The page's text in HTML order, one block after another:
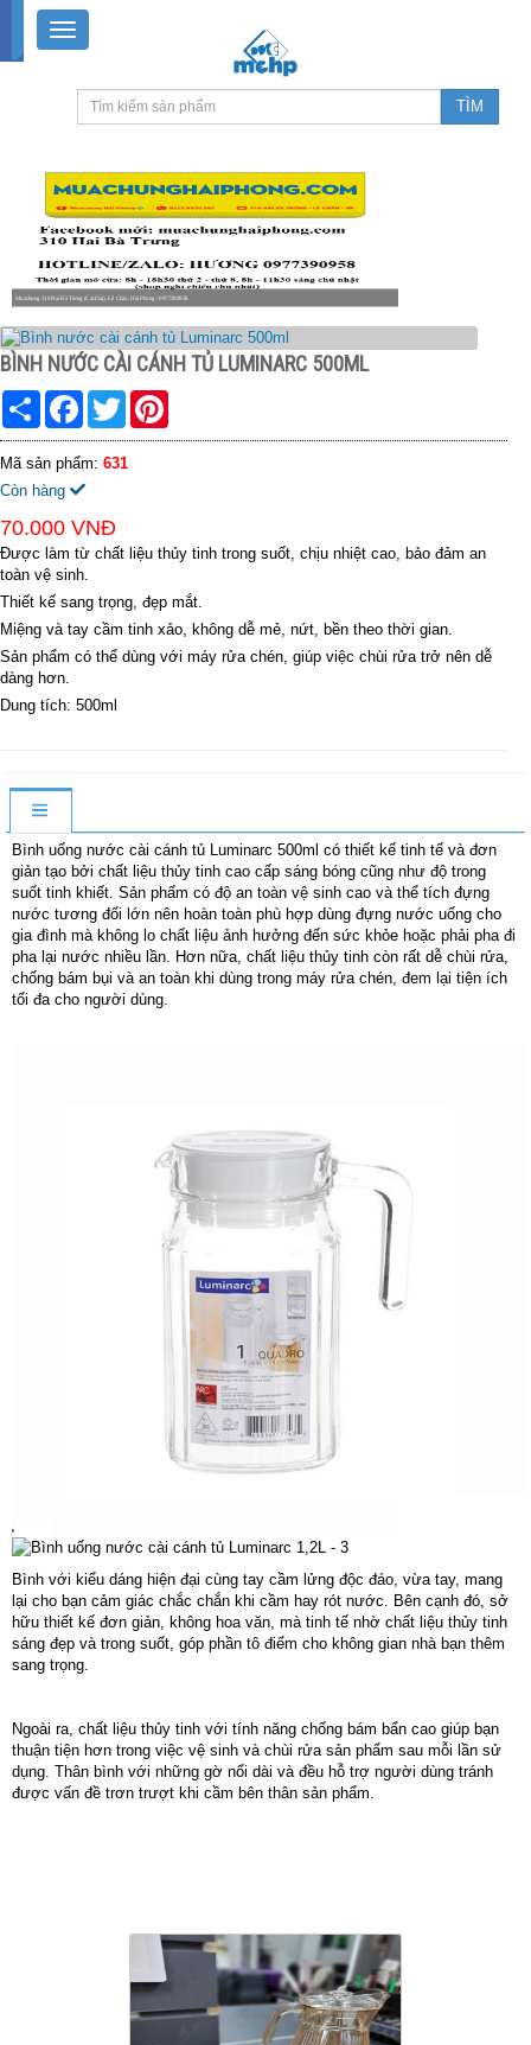
Muachung 310 Hai Bà Trưng (Cát Dài), Lê Chân, Hải Phòng / 0977390958
BÌNH NƯỚC CÀI CÁNH TỦ LUMINARC 500ML
Share FacebookTwitter
Mã sản phẩm: 631
Còn hàng
70.000 VNĐ
Được làm từ chất liệu thủy tinh trong suốt, chịu nhiệt cao, bảo đảm an
toàn vệ sinh.
Thiết kế sang trọng, đẹp mắt.
Miệng và tay cầm tinh xảo, không dễ mẻ, nứt, bền theo thời gian.
Sản phẩm có thể dùng với máy rửa chén, giúp việc chùi rửa trở nên dễ
dàng hơn.
Dung tích: 500ml
Bình uống nước cài cánh tủ Luminarc 500ml có thiết kế tinh tế và đơn
giản tạo bởi chất liệu thủy tinh cao cấp sáng bóng cũng như độ trong
suốt tinh khiết. Sản phẩm có độ an toàn vệ sinh cao và thể tích đựng
nước tương đối lớn nên hoàn toàn phù hợp dùng đựng nước uống cho
gia đình mà không lo chất liệu ảnh hưởng đến sức khỏe hoặc phải pha đi
pha lại nước nhiều lần. Hơn nữa, chất liệu thủy tinh còn rất dễ chùi rửa,
chống bám bụi và an toàn khi dùng trong máy rửa chén, đem lại tiện ích
tối đa cho người dùng.
Bình với kiểu dáng hiện đại cùng tay cầm lửng độc đáo, vừa tay, mang
lại cho bạn cảm giác chắc chắn khi cầm hay rót nước. Bên cạnh đó, sở
hữu thiết kế đơn giản, không hoa văn, mà tinh tế nhờ chất liệu thủy tinh
sáng đẹp và trong suốt, góp phần tô điểm cho không gian nhà bạn thêm
sang trọng.
Ngoài ra, chất liệu thủy tinh với tính năng chống bám bẩn cao giúp bạn
thuận tiện hơn trong việc vệ sinh và chùi rửa sản phẩm sau mỗi lần sử
dụng. Thân bình với những gờ nổi dài và đều hỗ trợ người dùng tránh
được vấn đề trơn trượt khi cầm bên thân sản phẩm.